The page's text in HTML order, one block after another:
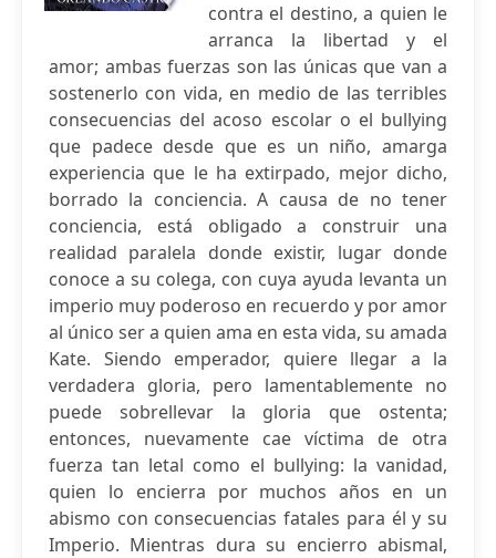
contra el destino, a quien le
arranca la libertad y el
amor; ambas fuerzas son las únicas que van a
sostenerlo con vida, en medio de las terribles
consecuencias del acoso escolar o el bullying
que padece desde que es un niño, amarga
experiencia que le ha extirpado, mejor dicho,
borrado la conciencia. A causa de no tener
conciencia, está obligado a construir una
realidad paralela donde existir, lugar donde
conoce a su colega, con cuya ayuda levanta un
imperio muy poderoso en recuerdo y por amor
al único ser a quien ama en esta vida, su amada
Kate. Siendo emperador, quiere llegar a la
verdadera gloria, pero lamentablemente no
puede sobrellevar la gloria que ostenta;
entonces, nuevamente cae víctima de otra
fuerza tan letal como el bullying: la vanidad,
quien lo encierra por muchos años en un
abismo con consecuencias fatales para él y su
Imperio. Mientras dura su encierro abismal,